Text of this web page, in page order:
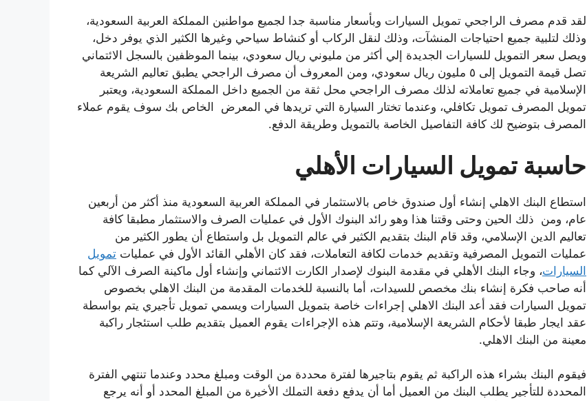
لقد قدم مصرف الراجحي تمويل السيارات وبأسعار مناسبة جدا لجميع مواطنين المملكة العربية السعودية،
وذلك لتلبية جميع احتياجات المنشآت، وذلك لنقل الركاب أو كنشاط سياحي وغيرها الكثير الذي يوفر دخل،
ويصل سعر التمويل للسيارات الجديدة إلي أكثر من مليوني ريال سعودي، بينما الموظفين بالسجل الائتماني
تصل قيمة التمويل إلى ٥ مليون ريال سعودي، ومن المعروف أن مصرف الراجحي يطبق تعاليم الشريعة
الإسلامية في جميع تعاملاته لذلك مصرف الراجحي محل ثقة من الجميع داخل المملكة السعودية، ويعتبر
تمويل المصرف تمويل تكافلي، وعندما تختار السيارة التي تريدها في المعرض الخاص بك سوف يقوم عملاء
المصرف بتوضيح لك كافة التفاصيل الخاصة بالتمويل وطريقة الدفع.
حاسبة تمويل السيارات الأهلي
استطاع البنك الاهلي إنشاء أول صندوق خاص بالاستثمار في المملكة العربية السعودية منذ أكثر من أربعين
عام، ومن ذلك الحين وحتى وقتنا هذا وهو رائد البنوك الأول في عمليات الصرف والاستثمار مطبقا كافة
تعاليم الدين الإسلامي، وقد قام البنك بتقديم الكثير في عالم التمويل بل واستطاع أن يطور الكثير من
عمليات التمويل المصرفية وتقديم خدمات لكافة التعاملات، فقد كان الأهلي القائد الأول في عمليات تمويل
السيارات، وجاء البنك الأهلي في مقدمة البنوك لإصدار الكارت الائتماني وإنشاء أول ماكينة الصرف الآلي كما
أنه صاحب فكرة إنشاء بنك مخصص للسيدات، أما بالنسبة للخدمات المقدمة من البنك الاهلي بخصوص
تمويل السيارات فقد أعد البنك الاهلي إجراءات خاصة بتمويل السيارات ويسمي تمويل تأجيري يتم بواسطة
عقد ايجار طبقا لأحكام الشريعة الإسلامية، وتتم هذه الإجراءات يقوم العميل بتقديم طلب استئجار راكبة
معينة من البنك الاهلي.
فيقوم البنك بشراء هذه الراكبة ثم يقوم بتاجيرها لفترة محددة من الوقت ومبلغ محدد وعندما تنتهي الفترة
المحددة للتأجير يطلب البنك من العميل أما أن يدفع دفعة التملك الأخيرة من المبلغ المحدد أو أنه يرجع